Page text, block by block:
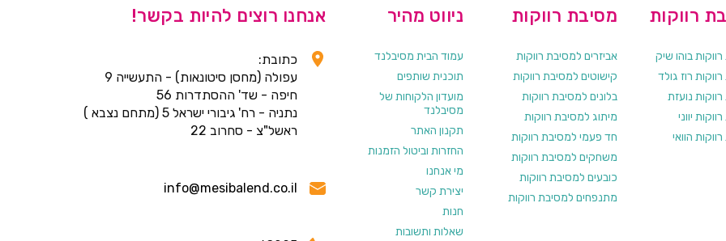
אנחנו רוצים להיות בקשר!
כתובת:
עפולה (מחסן סיטונאות) - התעשייה 9
חיפה - שד' ההסתדרות 56
נתניה - רח' גיבורי ישראל 5 (מתחם נצבא )
ראשל"צ - סחרוב 22
info@mesibalend.co.il
ניווט מהיר
עמוד הבית מסיבלנד
תוכנית שותפים
מועדון הלקוחות של
מסיבלנד
תקנון האתר
החזרות וביטול הזמנות
מי אנחנו
יצירת קשר
חנות
שאלות ותשובות
מסיבת רווקות
אביזרים למסיבת רווקות
קישוטים למסיבת רווקות
בלונים למסיבת רווקות
מיתוג למסיבת רווקות
חד פעמי למסיבת רווקות
משחקים למסיבת רווקות
כובעים למסיבת רווקות
מתנפחים למסיבת רווקות
רווקות
בוהו שיק
רוז גולד
נועזת
יווני
הוואי